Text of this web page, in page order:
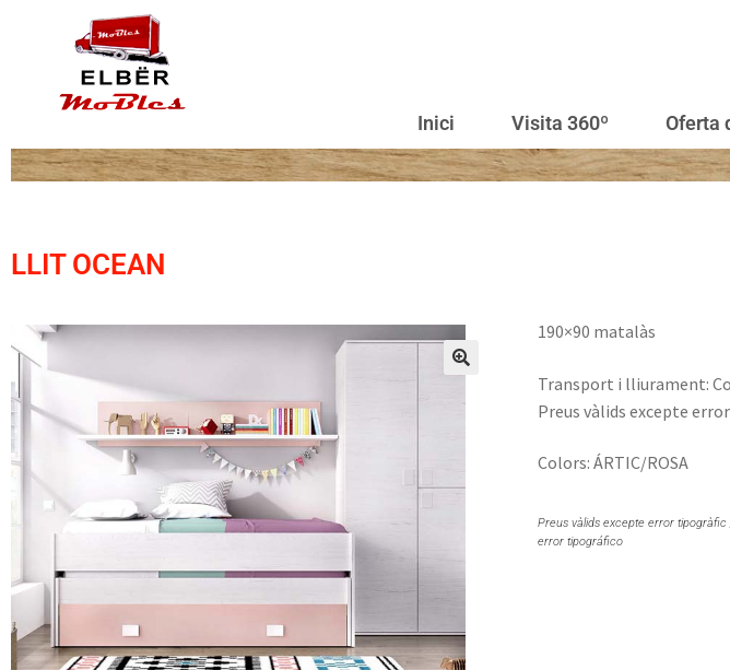
Inici Visita 360º Oferta
LLIT OCEAN
190×90 matalàs
Transport i lliurament:
Preus vàlids excepte
Colors: ÁRTIC/ROSA
Preus vàlids excepte error
error tipográfico